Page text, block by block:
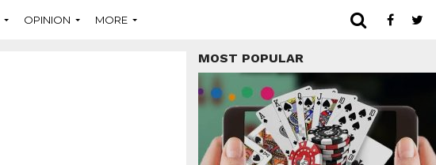
OPINION MORE
MOST POPULAR